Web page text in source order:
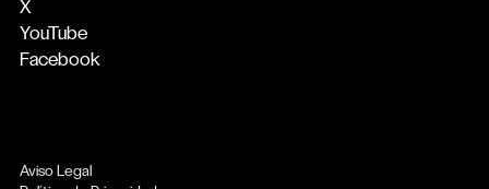
X
YouTube
Facebook
Aviso Legal